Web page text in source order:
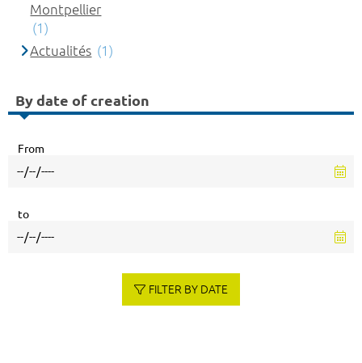
Montpellier
(1)
Actualités (1)
By date of creation
From
to
FILTER BY DATE